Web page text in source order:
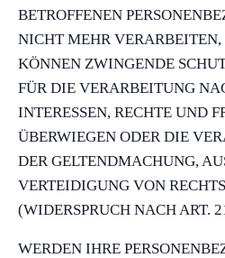
BETROFFENEN
NICHT MEHR VERARBEITEN,
KÖNNEN ZWINGENDE
FÜR DIE VERARBEITUNG
INTERESSEN, RECHTE UND
ÜBERWIEGEN ODER DIE
DER GELTENDMACHUNG,
VERTEIDIGUNG VON
(WIDERSPRUCH NACH ART.
WERDEN IHRE